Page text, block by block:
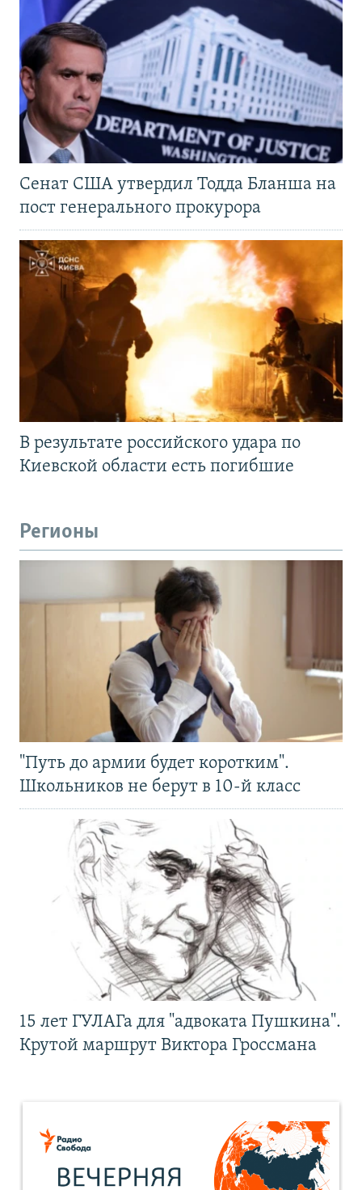
Сенат США утвердил Тодда Бланша на
пост генерального прокурора
В результате российского удара по
Киевской области есть погибшие
Регионы
"Путь до армии будет коротким".
Школьников не берут в 10-й класс
15 лет ГУЛАГа для "адвоката Пушкина".
Крутой маршрут Виктора Гроссмана